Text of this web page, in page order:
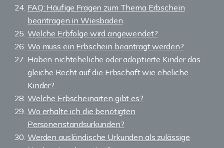
FAQ: Häufige Fragen zum Thema Erbschein
beantragen in Wiesbaden
Welche Erbfolge wird angewendet?
Wo muss ein Erbschein beantragt werden?
Haben nichteheliche oder adoptierte Kinder das
gleiche Recht auf die Erbschaft wie eheliche
Kinder?
Welche Erbscheinarten gibt es?
Wo erhalte ich die benötigten
Personenstandsurkunden?
Werden ausländische Urkunden als zulässige